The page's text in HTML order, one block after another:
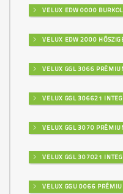
VELUX EDW 0000
VELUX EDW 2000
VELUX GGL 3066
VELUX GGL 306621
VELUX GGL 3070
VELUX GGL 307021
VELUX GGU 0066